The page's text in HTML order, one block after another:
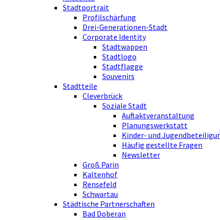
Stadtportrait
Profilschärfung
Drei-Generationen-Stadt
Corporate Identity
Stadtwappen
Stadtlogo
Stadtflagge
Souvenirs
Stadtteile
Cleverbrück
Soziale Stadt
Auftaktveranstaltung
Planungswerkstatt
Kinder- und
Häufig gestellte Fragen
Newsletter
Groß Parin
Kaltenhof
Rensefeld
Schwartau
Städtische Partnerschaften
Bad Doberan